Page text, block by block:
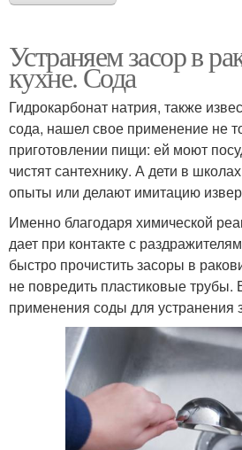
Устраняем засор в
кухне. Сода
Гидрокарбонат натрия, также
сода, нашел свое применение не
приготовлении пищи: ей моют
чистят сантехнику. А дети в
опыты или делают имитацию
Именно благодаря химической
дает при контакте с
быстро прочистить засоры в
не повредить пластиковые трубы.
применения соды для устранения